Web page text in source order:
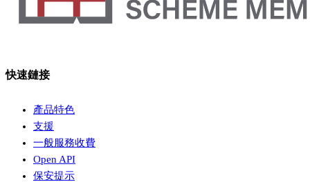
快速鏈接
產品特色
支援
一般服務收費
Open API
保安提示